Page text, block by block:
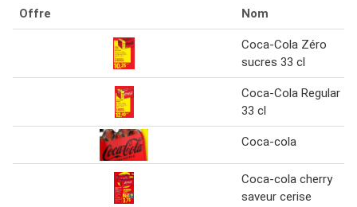
Offre Nom
Coca-Cola Zéro
sucres 33 cl
Coca-Cola Regular
33 cl
Coca-cola
Coca-cola cherry
saveur cerise